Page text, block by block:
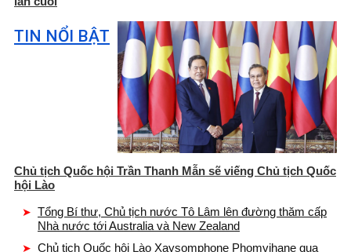
TIN NỔI BẬT
Chủ tịch Quốc hội Trần Thanh Mẫn sẽ viếng Chủ tịch Quốc
hội Lào
Tổng Bí thư, Chủ tịch nước Tô Lâm lên đường thăm cấp
Nhà nước tới Australia và New Zealand
Chủ tịch Quốc hội Lào Xaysomphone Phomvihane qua